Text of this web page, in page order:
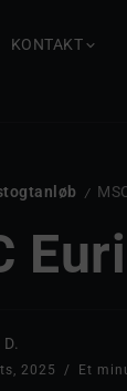
KONTAKT
/
2025 Et